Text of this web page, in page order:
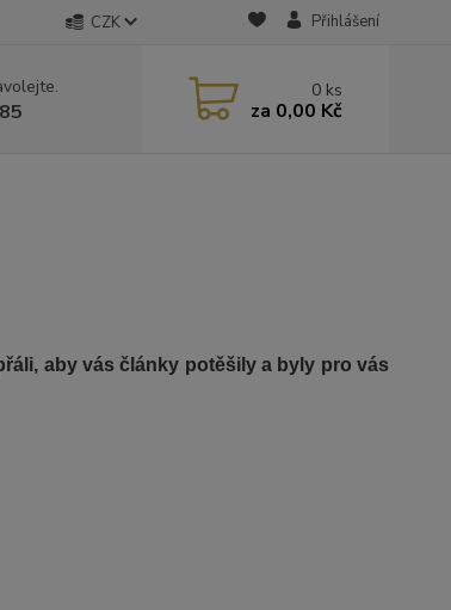
CZK Přihlášení
0 ks
za 0,00 Kč
aby vás články potěšily a byly pro vás